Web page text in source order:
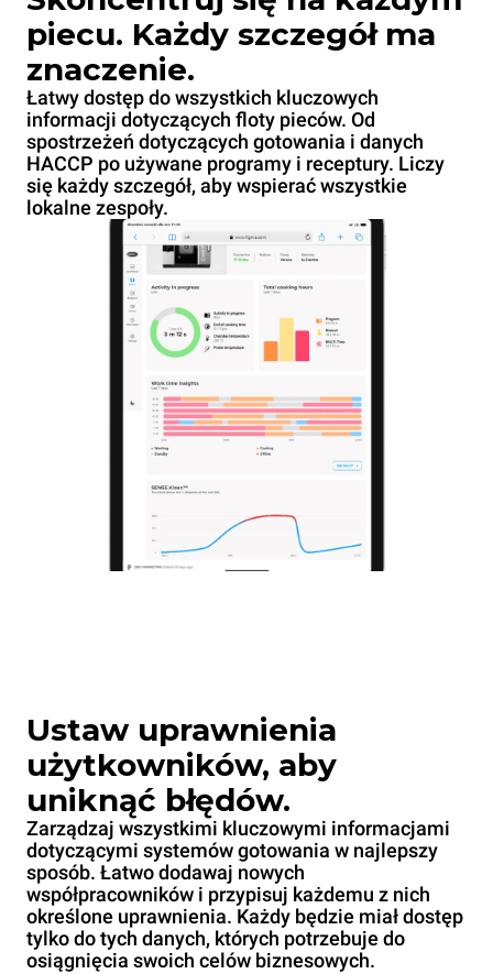
piecu. Każdy szczegół ma
znaczenie.
Łatwy dostęp do wszystkich kluczowych
informacji dotyczących floty pieców. Od
spostrzeżeń dotyczących gotowania i danych
HACCP po używane programy i receptury. Liczy
się każdy szczegół, aby wspierać wszystkie
lokalne zespoły.
Ustaw uprawnienia
użytkowników, aby
uniknąć błędów.
Zarządzaj wszystkimi kluczowymi informacjami
dotyczącymi systemów gotowania w najlepszy
sposób. Łatwo dodawaj nowych
współpracowników i przypisuj każdemu z nich
określone uprawnienia. Każdy będzie miał dostęp
tylko do tych danych, których potrzebuje do
osiągnięcia swoich celów biznesowych.